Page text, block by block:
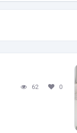
62 0